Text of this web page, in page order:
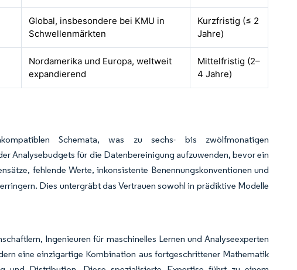
Global, insbesondere bei KMU in
Schwellenmärkten
Kurzfristig (≤ 2
Jahre)
Nordamerika und Europa, weltweit
expandierend
Mittelfristig (2–
4 Jahre)
Schemata, was zu sechs- bis zwölfmonatigen
Analysebudgets für die Datenbereinigung aufzuwenden, bevor ein
fehlende Werte, inkonsistente Benennungskonventionen und
Dies untergräbt das Vertrauen sowohl in prädiktive Modelle
Ingenieuren für maschinelles Lernen und Analyseexperten
eine einzigartige Kombination aus fortgeschrittener Mathematik